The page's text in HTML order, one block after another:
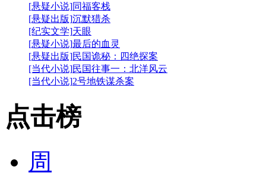
[悬疑小说]同福客栈
[悬疑出版]沉默猎杀
[纪实文学]天眼
[悬疑小说]最后的血灵
[悬疑出版]民国诡秘：四绝探案
[当代小说]民国往事一：北洋风云
[当代小说]2号地铁谋杀案
点击榜
周